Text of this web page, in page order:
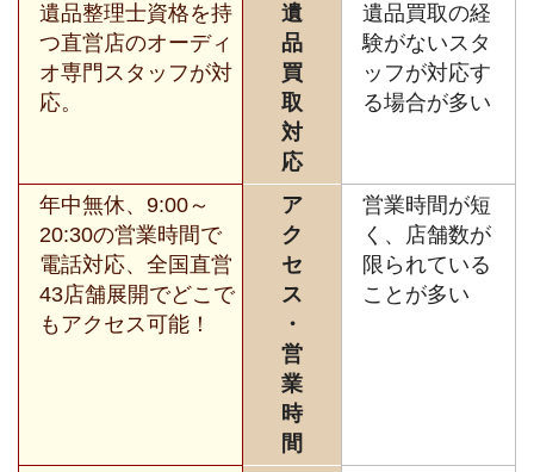
遺品整理士資格を持
つ直営店のオーディ
オ専門スタッフが対
応。
遺
品
買
取
対
応
遺品買取の経
験がないスタ
ッフが対応す
る場合が多い
年中無休、9:00～
20:30の営業時間で
電話対応、全国直営
43店舗展開でどこで
もアクセス可能！
ア
ク
セ
ス
・
営
業
時
間
営業時間が短
く、店舗数が
限られている
ことが多い